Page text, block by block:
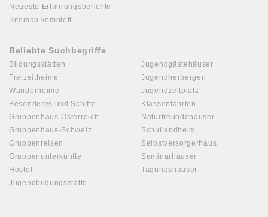
Neueste Erfahrungsberichte
Sitemap komplett
Beliebte Suchbegriffe
Bildungsstätten
Freizeitheime
Wanderheime
Besonderes und Schiffe
Gruppenhaus-Österreich
Gruppenhaus-Schweiz
Gruppenreisen
Gruppenunterkünfte
Hostel
Jugendbildungsstätte
Jugendgästehäuser
Jugendherbergen
Jugendzeltplatz
Klassenfahrten
Naturfreundehäuser
Schullandheim
Selbstversorgerhaus
Seminarhäuser
Tagungshäuser